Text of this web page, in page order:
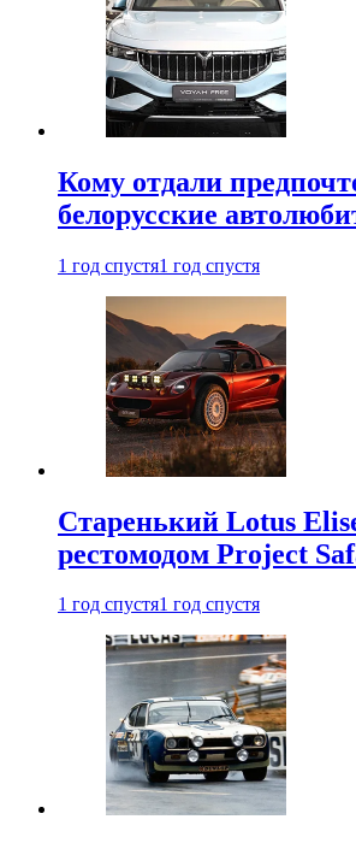
Кому отдали
белорусские
1 год спустя1 год спустя
Старенький Lotus
рестомодом Project
1 год спустя1 год спустя